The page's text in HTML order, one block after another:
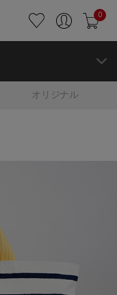
0
オリジナル